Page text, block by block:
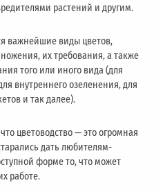
растений и другим.
важнейшие виды цветов,
их требования, а также
того или иного вида (для
внутреннего озеленения, для
и так далее).
цветоводство — это огромная
дать любителям-
форме то, что может
работе.